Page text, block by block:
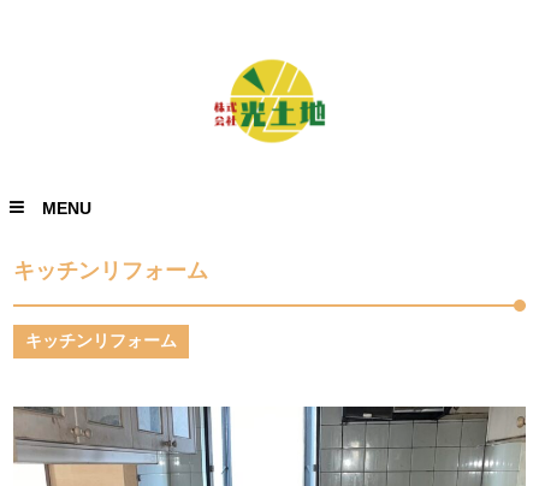
MENU
キッチンリフォーム
キッチンリフォーム